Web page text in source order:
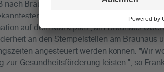
nach Braunfels pilgern. Drei neue
Stempelstelle an der
auf dem Marktplatz, am Brauhaus
an den Stempelstellen am
angesteuert werden können. "Wir
zur Gesundheitsförderung leisten.", so